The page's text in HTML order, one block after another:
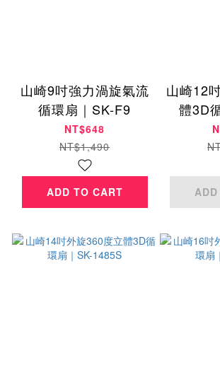
山崎9吋強力渦旋氣流
循環扇｜SK-F9
NT$648
NT$1,490
ADD TO CART
山崎12
體3D